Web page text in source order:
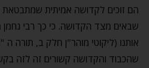
הם זוכים לקדושה אמיתית שמתבטאת
שבאים מצד הקדושה. כי כך רבי
אותנו (ליקוטי מוהר"ן חלק ב, תורה
שהכבוד והקדושה קשורים זה לזה